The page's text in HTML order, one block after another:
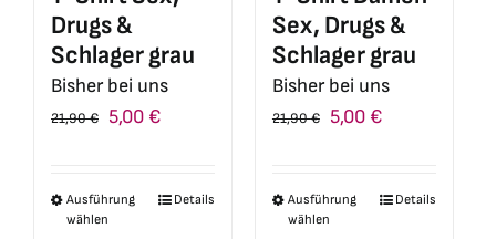
Drugs &
Schlager grau
Bisher bei uns
21,90€
Ursprünglicher
21,90 €
5,00 €Aktueller
5,00 €.
Ausführung
wählen
DiesesDetails
Sex, Drugs &
Schlager grau
Bisher bei uns
21,90€
Ursprünglicher
21,90 €
5,00 €Aktueller
5,00 €.
Ausführung
wählen
DiesesDetails